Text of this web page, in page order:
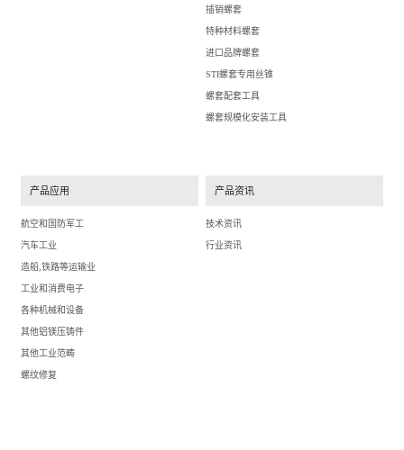
插销螺套
特种材料螺套
进口品牌螺套
STI螺套专用丝锥
螺套配套工具
螺套规模化安装工具
产品应用
航空和国防军工
汽车工业
造船,铁路等运输业
工业和消费电子
各种机械和设备
其他铝镁压铸件
其他工业范畴
螺纹修复
产品资讯
技术资讯
行业资讯